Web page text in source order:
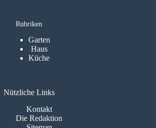
Rubriken
Garten
Haus
Küche
Nützliche Links
Kontakt
Die Redaktion